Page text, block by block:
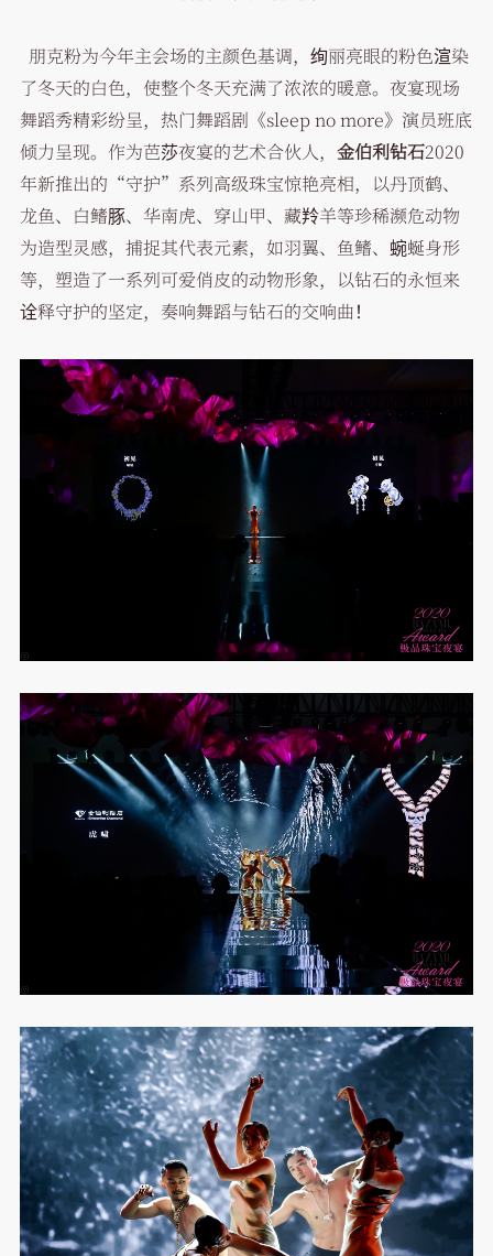
朋克粉为今年主会场的主颜色基调，绚丽亮眼的粉色渲染
了冬天的白色，使整个冬天充满了浓浓的暖意。夜宴现场
舞蹈秀精彩纷呈，热门舞蹈剧《sleep no more》演员班底
倾力呈现。作为芭莎夜宴的艺术合伙人， 金伯利钻石2020
年新推出的“守护”系列高级珠宝惊艳亮相，以丹顶鹤、
龙鱼、白鳍豚、华南虎、穿山甲、藏羚羊等珍稀濒危动物
为造型灵感，捕捉其代表元素，如羽翼、鱼鳍、蜿蜒身形
等，塑造了一系列可爱俏皮的动物形象，以钻石的永恒来
诠释守护的坚定，奏响舞蹈与钻石的交响曲！